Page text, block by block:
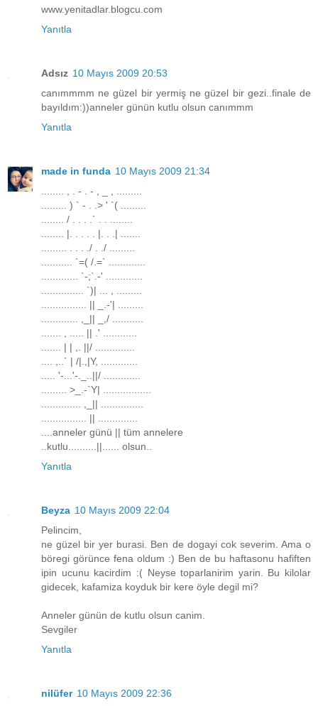
www.yenitadlar.blogcu.com
Yanıtla
Adsız 10 Mayıs 2009 20:53
canımmmm ne güzel bir yermiş ne güzel bir gezi..finale de
bayıldım:))anneler günün kutlu olsun canımmm
Yanıtla
made in funda 10 Mayıs 2009 21:34
........ , . - . - , _ , .........
......... ) ` - . .> ' `( .........
........ / . . . .` . . ........
........ |. . . . . |. . .| .......
......... . . . ./ . ./ .........
........... `=( /.=` .............
............. `-;`.-' .............
............... `)| ... , .........
................ || _.-'| .........
............. ,_|| _,/ ...........
....... , ..... || .' ............
....... | | ,. ||/ ..............
.... ,..` | /|.,|Y, .............
..... '-...'-._..||/ .............
......... >_.-`Y| .................
.............. ,_|| ...............
................ || ..............
....anneler günü || tüm annelere
..kutlu..........||...... olsun..
Yanıtla
Beyza 10 Mayıs 2009 22:04
Pelincim,
ne güzel bir yer burasi. Ben de dogayi cok severim. Ama o
böregi görünce fena oldum :) Ben de bu haftasonu hafiften
ipin ucunu kacirdim :( Neyse toparlanirim yarin. Bu kilolar
gidecek, kafamiza koyduk bir kere öyle degil mi?
Anneler günün de kutlu olsun canim.
Sevgiler
Yanıtla
nilüfer 10 Mayıs 2009 22:36